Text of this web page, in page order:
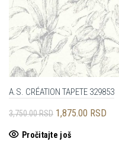
A.S. CRÉATION TAPETE 329853
3,750.00RSD Originalna
je
1,875.00 RSD
Pročitajte još